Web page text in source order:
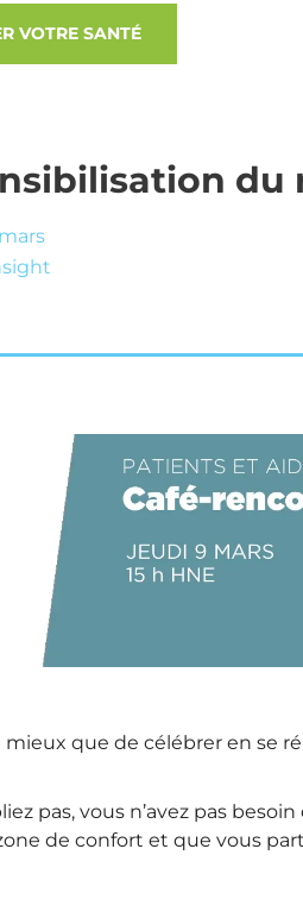
VOTRE SANTÉ
du
que de célébrer en se
pas, vous n’avez pas
de confort et que vous